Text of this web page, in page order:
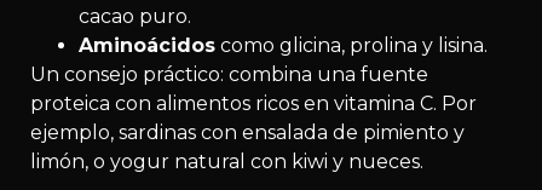
cacao puro.
Aminoácidos como glicina, prolina y lisina.
Un consejo práctico: combina una fuente
proteica con alimentos ricos en vitamina C. Por
ejemplo, sardinas con ensalada de pimiento y
limón, o yogur natural con kiwi y nueces.